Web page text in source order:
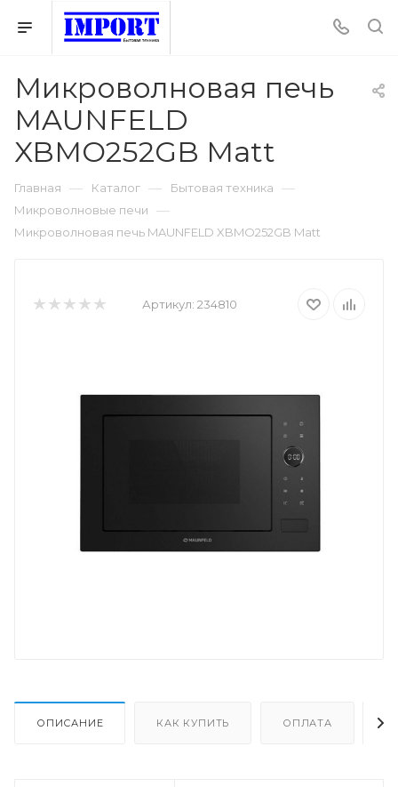
Микроволновая печь
MAUNFELD
XBMO252GB Matt
Главная — Каталог — Бытовая техника —
Микроволновые печи —
Микроволновая печь MAUNFELD XBMO252GB Matt
Артикул: 234810
ОПИСАНИЕ КАК КУПИТЬ ОПЛАТА